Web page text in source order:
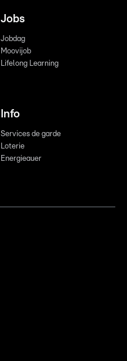
Jobs
Jobdag
Moovijob
Lifelong Learning
Info
Services de garde
Loterie
Energieauer